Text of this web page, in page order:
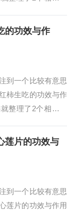
录：龙胆泻肝丸的
的功效与作
到一个比较有意思
柿生吃的功效与作
整理了2个相关介
录：生吃西红柿功
莲片的功效与
到一个比较有意思
莲片的功效与作用